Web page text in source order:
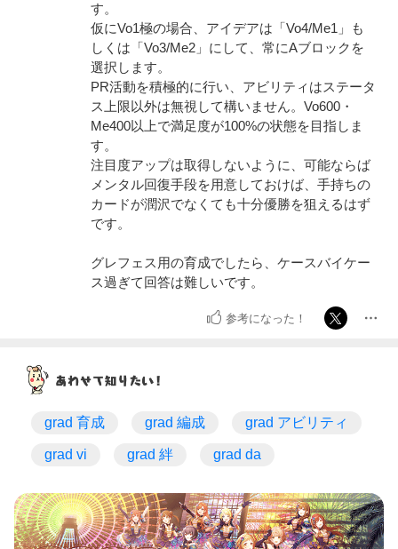
す。
仮にVo1極の場合、アイデアは「Vo4/Me1」も
しくは「Vo3/Me2」にして、常にAブロックを
選択します。
PR活動を積極的に行い、アビリティはステータ
ス上限以外は無視して構いません。Vo600・
Me400以上で満足度が100%の状態を目指しま
す。
注目度アップは取得しないように、可能ならば
メンタル回復手段を用意しておけば、手持ちの
カードが潤沢でなくても十分優勝を狙えるはず
です。
グレフェス用の育成でしたら、ケースバイケー
ス過ぎて回答は難しいです。
参考になった！
grad 育成 grad 編成 grad アビリティ
grad vi grad 絆 grad da